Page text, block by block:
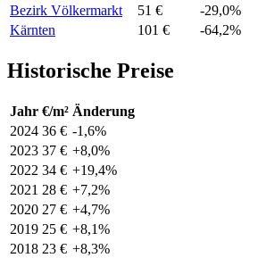
Bezirk Völkermarkt 51 €
-29,0%
Kärnten
101 € -64,2%
Historische Preise
Jahr €/m² Änderung
2024 36 € -1,6%
2023 37 € +8,0%
2022 34 € +19,4%
2021 28 € +7,2%
2020 27 € +4,7%
2019 25 € +8,1%
2018 23 € +8,3%